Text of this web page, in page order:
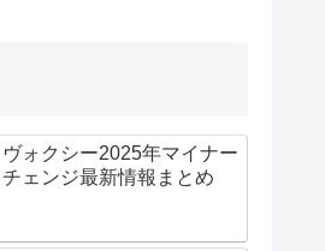
ヴォクシー2025年マイナー
チェンジ最新情報まとめ